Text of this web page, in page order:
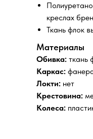
креслах
Ткань флок
Материалы
Обивка: ткань
Каркас:
Локти: нет
Крестовина:
Колеса: